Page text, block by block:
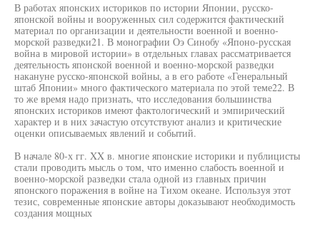
В работах японских историков по истории Японии, русско-
японской войны и вооруженных сил содержится фактический
материал по организации и деятельности военной и военно-
морской разведки21. В монографии Оэ Синобу «Японо-русская
война в мировой истории» в отдельных главах рассматривается
деятельность японской военной и военно-морской разведки
накануне русско-японской войны, а в его работе «Генеральный
штаб Японии» много фактического материала по этой теме22. В
то же время надо признать, что исследования большинства
японских историков имеют фактологический и эмпирический
характер и в них зачастую отсутствуют анализ и критические
оценки описываемых явлений и событий.
В начале 80-х гг. XX в. многие японские историки и публицисты
стали проводить мысль о том, что именно слабость военной и
военно-морской разведки стала одной из главных причин
японского поражения в войне на Тихом океане. Используя этот
тезис, современные японские авторы доказывают необходимость
создания мощных